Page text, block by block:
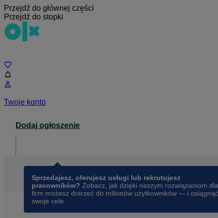
Przejdź do głównej części
Przejdź do stopki
Twoje konto
Dodaj ogłoszenie
Sprzedajesz, oferujesz usługi lub rekrutujesz
pracowników? Zobacz, jak dzięki naszym rozwiązaniom dla
firm możesz dotrzeć do milionów użytkowników — i osiągnąć
swoje cele.